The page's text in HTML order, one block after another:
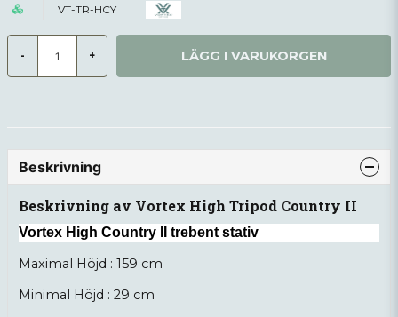
VT-TR-HCY
- + LÄGG I VARUKORGEN
Beskrivning
Beskrivning av Vortex High Tripod Country II
Vortex High Country II trebent stativ
Maximal Höjd : 159 cm
Minimal Höjd : 29 cm